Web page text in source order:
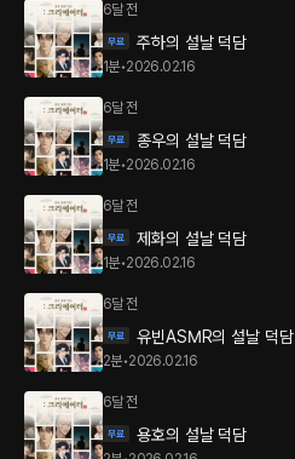
6달 전
주하의 설날 덕담
1분•2026.02.16
6달 전
종우의 설날 덕담
1분•2026.02.16
6달 전
제화의 설날 덕담
1분•2026.02.16
6달 전
유빈ASMR의 설날 덕담
2분•2026.02.16
6달 전
용호의 설날 덕담